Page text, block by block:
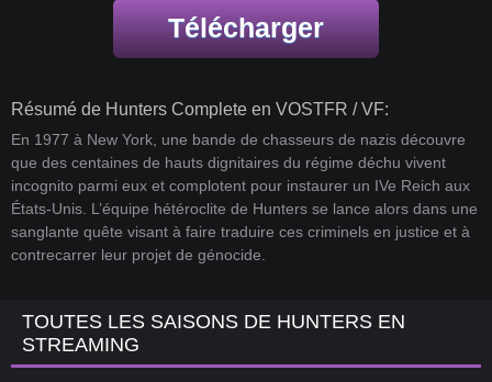
Télécharger
Résumé de Hunters Complete en VOSTFR / VF:
En 1977 à New York, une bande de chasseurs de nazis découvre
que des centaines de hauts dignitaires du régime déchu vivent
incognito parmi eux et complotent pour instaurer un IVe Reich aux
États-Unis. L’équipe hétéroclite de Hunters se lance alors dans une
sanglante quête visant à faire traduire ces criminels en justice et à
contrecarrer leur projet de génocide.
TOUTES LES SAISONS DE HUNTERS EN
STREAMING